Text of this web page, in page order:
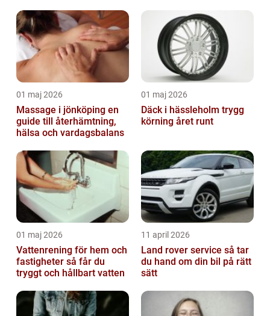
01 maj 2026
Massage i jönköping en
guide till återhämtning,
hälsa och vardagsbalans
01 maj 2026
Däck i hässleholm trygg
körning året runt
01 maj 2026
Vattenrening för hem och
fastigheter så får du
tryggt och hållbart vatten
11 april 2026
Land rover service så tar
du hand om din bil på rätt
sätt